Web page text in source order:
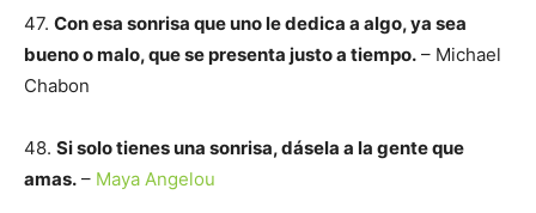
47. Con esa sonrisa que uno le dedica a algo, ya sea
bueno o malo, que se presenta justo a tiempo. – Michael
Chabon
48. Si solo tienes una sonrisa, dásela a la gente que
amas. – Maya Angelou